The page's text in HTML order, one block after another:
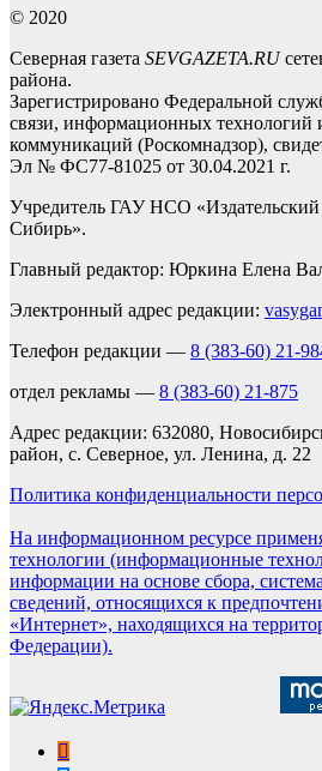
© 2020
Северная газета SEVGAZETA.RU
района.
Зарегистрировано Федеральной
связи, информационных технологий
коммуникаций (Роскомнадзор),
Эл № ФС77-81025 от 30.04.2021 г.
Учредитель ГАУ НСО «Издательский
Сибирь».
Главный редактор: Юркина Елена
Электронный адрес редакции:
Телефон редакции — 8 (383-60) 21-
отдел рекламы — 8 (383-60) 21-875
Адрес редакции: 632080,
район, с. Северное, ул. Ленина, д. 22
Политика конфиденциальности
На информационном ресурсе
технологии (информационные
информации на основе сбора,
сведений, относящихся к
«Интернет», находящихся на
Федерации).